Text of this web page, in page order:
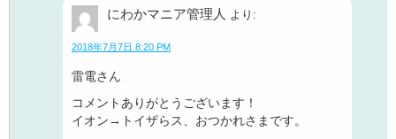
にわかマニア管理人 より:
2018年7月7日 8:20 PM
雷電さん
コメントありがとうございます！
イオン→トイザらス、おつかれさまです。